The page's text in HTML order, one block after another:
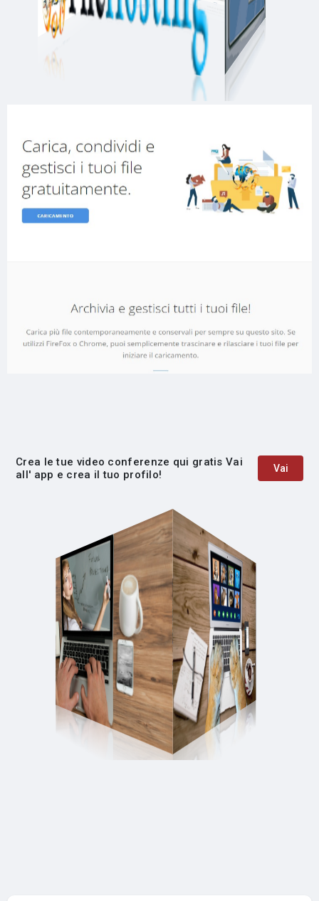
Crea le tue video conferenze qui gratis Vai
all' app e crea il tuo profilo!
Vai